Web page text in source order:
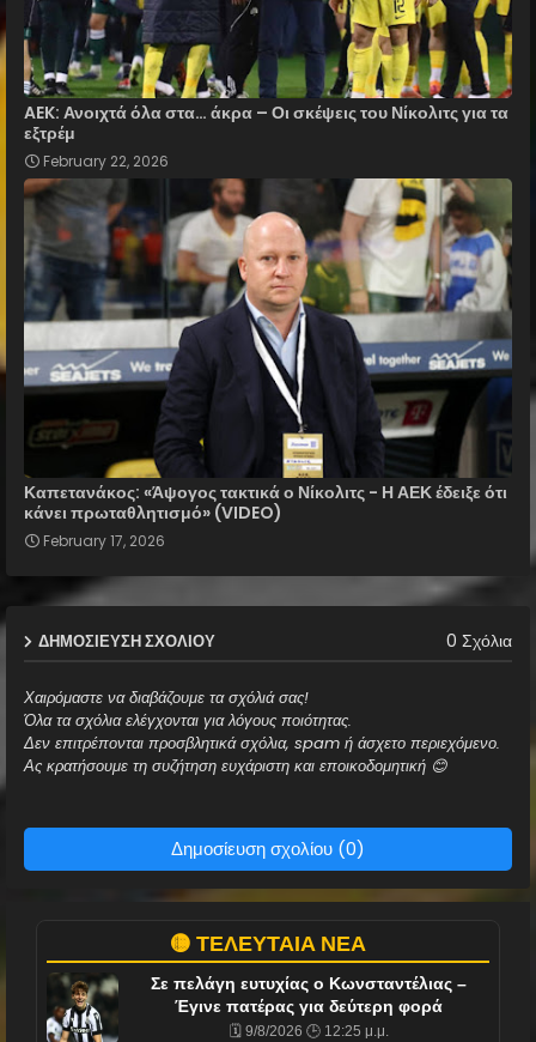
AEK: Ανοιχτά όλα στα… άκρα – Οι σκέψεις του Νίκολιτς για τα
εξτρέμ
February 22, 2026
Καπετανάκος: «Άψογος τακτικά ο Νίκολιτς - Η ΑΕΚ έδειξε ότι
κάνει πρωταθλητισμό» (VIDEO)
February 17, 2026
ΔΗΜΟΣΊΕΥΣΗ ΣΧΟΛΊΟΥ 0 Σχόλια
Χαιρόμαστε να διαβάζουμε τα σχόλιά σας!
Όλα τα σχόλια ελέγχονται για λόγους ποιότητας.
Δεν επιτρέπονται προσβλητικά σχόλια, spam ή άσχετο περιεχόμενο.
Ας κρατήσουμε τη συζήτηση ευχάριστη και εποικοδομητική 😊
Δημοσίευση σχολίου (0)
🟡 ΤΕΛΕΥΤΑΙΑ ΝΕΑ
Σε πελάγη ευτυχίας ο Κωνσταντέλιας –
Έγινε πατέρας για δεύτερη φορά
🗓️ 9/8/2026 🕒 12:25 μ.μ.